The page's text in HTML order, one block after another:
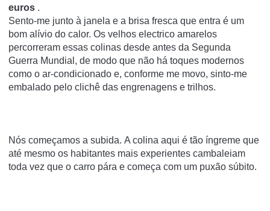
euros .
Sento-me junto à janela e a brisa fresca que entra é um
bom alívio do calor. Os velhos electrico amarelos
percorreram essas colinas desde antes da Segunda
Guerra Mundial, de modo que não há toques modernos
como o ar-condicionado e, conforme me movo, sinto-me
embalado pelo clichê das engrenagens e trilhos.
Nós começamos a subida. A colina aqui é tão íngreme que
até mesmo os habitantes mais experientes cambaleiam
toda vez que o carro pára e começa com um puxão súbito.